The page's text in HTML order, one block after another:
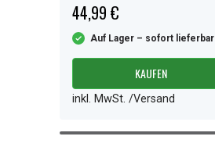
44,99 €
Auf Lager – sofort lieferbar
KAUFEN
inkl. MwSt. /Versand
Item